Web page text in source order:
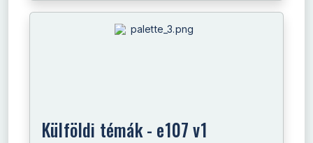
Külföldi témák - e107 v1